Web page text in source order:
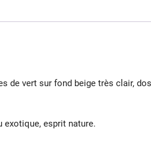
de vert sur fond beige très clair,
exotique, esprit nature.